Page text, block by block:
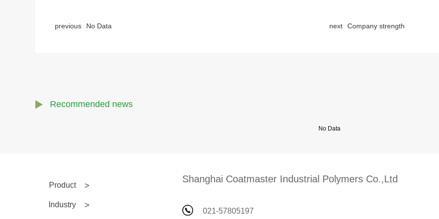
previous No Data next Company strength
Recommended news
No Data
Product
Industry
Shanghai Coatmaster Industrial Polymers Co.,Ltd
021-57805197